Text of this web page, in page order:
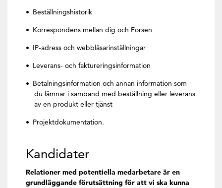
Beställningshistorik
Korrespondens mellan dig och Forsen
IP-adress och webbläsarinställningar
Leverans- och faktureringsinformation
Betalningsinformation och annan information som
du lämnar i samband med beställning eller leverans
av en produkt eller tjänst
Projektdokumentation.
Kandidater
Relationer med potentiella medarbetare är en
grundläggande förutsättning för att vi ska kunna